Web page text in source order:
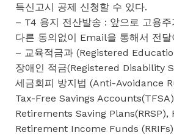
득신고시 공제 신청할 수 있다.
– T4 용지 전산발송 : 앞으로 고용
다른 동의없이 Email을 통해서 전달
– 교육적금과 (Registered
장애인 적금(Registered Disability
세금회피 방지법 (Anti-Avoidance
Tax-Free Savings
Retirements Saving Plans(RRSP),
Retirement Income Funds (RRIFs)